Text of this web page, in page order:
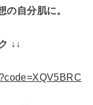
自分肌に。
↓↓